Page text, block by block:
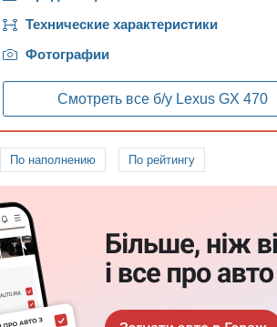
Технические характеристики
Фотографии
Смотреть все б/у Lexus GX 470
По наполнению По рейтингу